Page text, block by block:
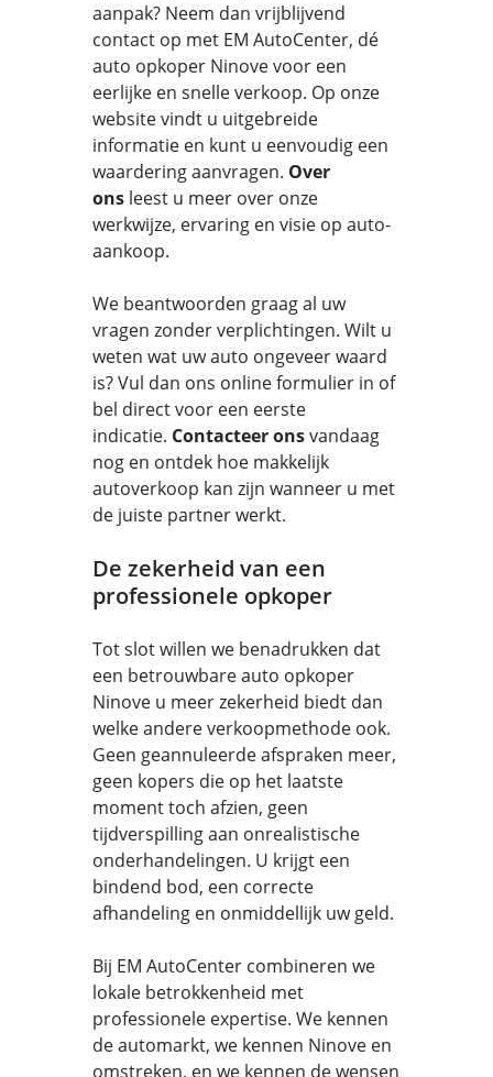
aanpak? Neem dan vrijblijvend
contact op met EM AutoCenter, dé
auto opkoper Ninove voor een
eerlijke en snelle verkoop. Op onze
website vindt u uitgebreide
informatie en kunt u eenvoudig een
waardering aanvragen. Over
ons leest u meer over onze
werkwijze, ervaring en visie op auto-
aankoop.
We beantwoorden graag al uw
vragen zonder verplichtingen. Wilt u
weten wat uw auto ongeveer waard
is? Vul dan ons online formulier in of
bel direct voor een eerste
indicatie. Contacteer onsvandaag
nog en ontdek hoe makkelijk
autoverkoop kan zijn wanneer u met
de juiste partner werkt.
De zekerheid van een
professionele opkoper
Tot slot willen we benadrukken dat
een betrouwbare auto opkoper
Ninove u meer zekerheid biedt dan
welke andere verkoopmethode ook.
Geen geannuleerde afspraken meer,
geen kopers die op het laatste
moment toch afzien, geen
tijdverspilling aan onrealistische
onderhandelingen. U krijgt een
bindend bod, een correcte
afhandeling en onmiddellijk uw geld.
Bij EM AutoCenter combineren we
lokale betrokkenheid met
professionele expertise. We kennen
de automarkt, we kennen Ninove en
omstreken, en we kennen de wensen